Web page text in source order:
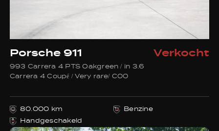
Porsche 911 Verkocht
993 Carrera 4 PTS Oakgreen / in 3.6
Carrera 4 Coupé / Very rare/ C00
80.000 km
Benzine
Handgeschakeld